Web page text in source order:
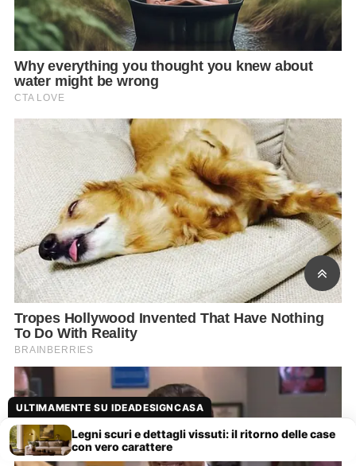
ULTIMAMENTE SU IDEADESIGNCASA
Legni scuri e dettagli vissuti: il ritorno delle case
con vero carattere